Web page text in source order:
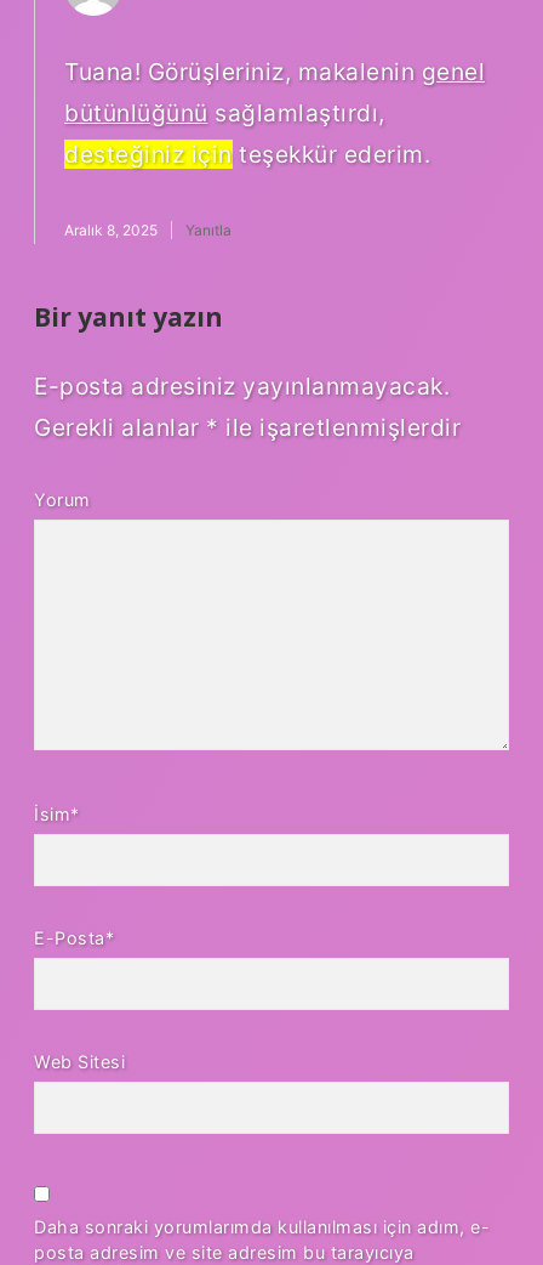
Tuana! Görüşleriniz, makalenin genel
bütünlüğünü sağlamlaştırdı,
desteğiniz içinteşekkür ederim.
Aralık 8, 2025 Yanıtla
Bir yanıt yazın
E-posta adresiniz yayınlanmayacak.
Gerekli alanlar * ile işaretlenmişlerdir
Yorum
İsim*
E-Posta*
Web Sitesi
Daha sonraki yorumlarımda kullanılması için adım, e-
posta adresim ve site adresim bu tarayıcıya